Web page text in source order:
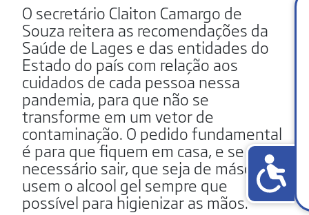
O secretário Claiton Camargo de
Souza reitera as recomendações da
Saúde de Lages e das entidades do
Estado do país com relação aos
cuidados de cada pessoa nessa
pandemia, para que não se
transforme em um vetor de
contaminação. O pedido fundamental
é para que fiquem em casa, e se
necessário sair, que seja de máscara e
usem o alcool gel sempre que
possível para higienizar as mãos.